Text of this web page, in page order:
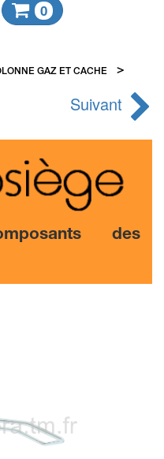
0
GAZ ET CACHE >
Suivant
des